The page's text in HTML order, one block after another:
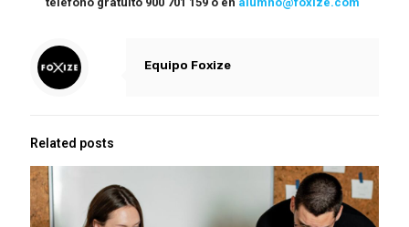
Equipo Foxize
Related posts